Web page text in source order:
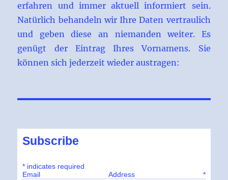
erfahren und immer aktuell informiert sein.
Natürlich behandeln wir Ihre Daten vertraulich
und geben diese an niemanden weiter. Es
genügt der Eintrag Ihres Vornamens. Sie
können sich jederzeit wieder austragen:
Subscribe
* indicates required
Email Address *